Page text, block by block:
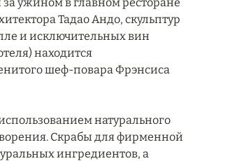
Тадао Андо, скульптур
и исключительных вин
находится
шеф-повара Фрэнсиса
натурального
Скрабы для фирменной
ингредиентов, а